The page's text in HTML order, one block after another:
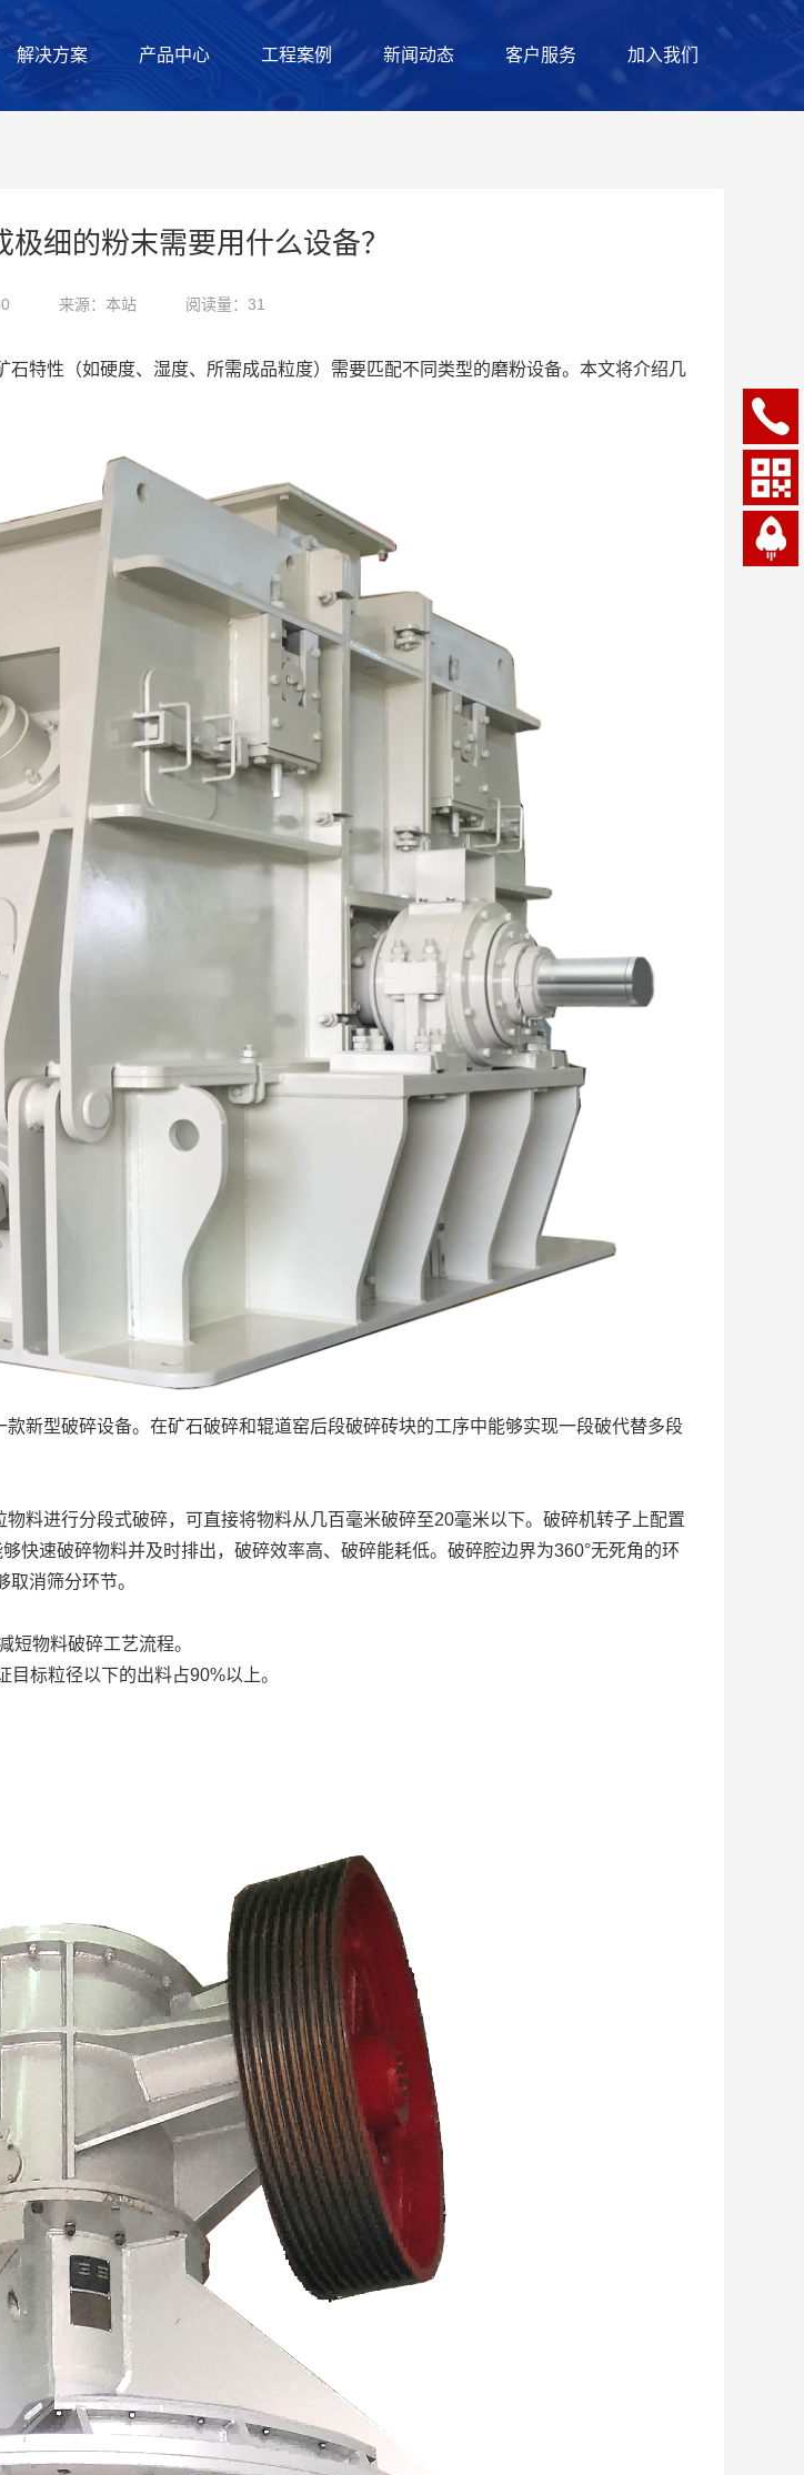
解决方案 产品中心 工程案例 新闻动态 客户服务 加入我们
细的粉末需要用什么设备？
来源：本站 阅读量：31
特性（如硬度、湿度、所需成品粒度）需要匹配不同类型的磨粉设备。本文将介绍几
新型破碎设备。在矿石破碎和辊道窑后段破碎砖块的工序中能够实现一段破代替多段
料进行分段式破碎，可直接将物料从几百毫米破碎至20毫米以下。破碎机转子上配置
快速破碎物料并及时排出，破碎效率高、破碎能耗低。破碎腔边界为360°无死角的环
消筛分环节。
短物料破碎工艺流程。
标粒径以下的出料占90%以上。